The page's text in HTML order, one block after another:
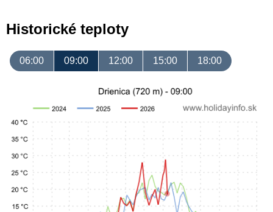
Historické teploty
06:00 09:00 12:00 15:00 18:00